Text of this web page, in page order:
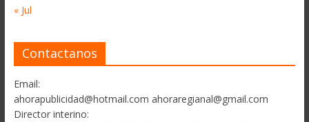
« Jul
Contactanos
Email:
ahorapublicidad@hotmail.com ahoraregianal@gmail.com
Director interino: